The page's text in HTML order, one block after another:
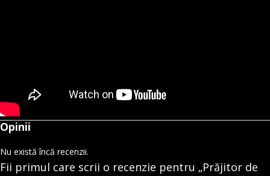
Opinii
Nu există încă recenzii.
Fii primul care scrii o recenzie pentru „Prăjitor de